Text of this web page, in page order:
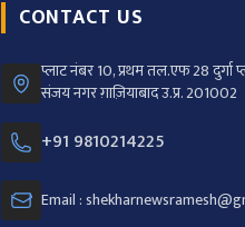
CONTACT US
प्लाट नंबर 10, प्रथम तल.एफ 28 दुर्गा
संजय नगर ग़ाज़ियाबाद उ.प्र. 201002
+91 9810214225
Email :